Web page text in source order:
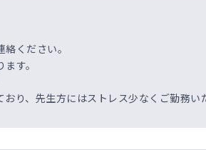
ください。
す。
り、先生方にはストレス少なくご勤務い